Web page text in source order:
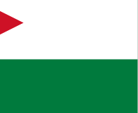
حول هذا المحتوى
يقدم لكم موقعنا هذا المحتوى
الانجليزية للصف الثامن
الإنجليزية - الفصل الدراسي
الشاملة التي نوفرها للطلاب